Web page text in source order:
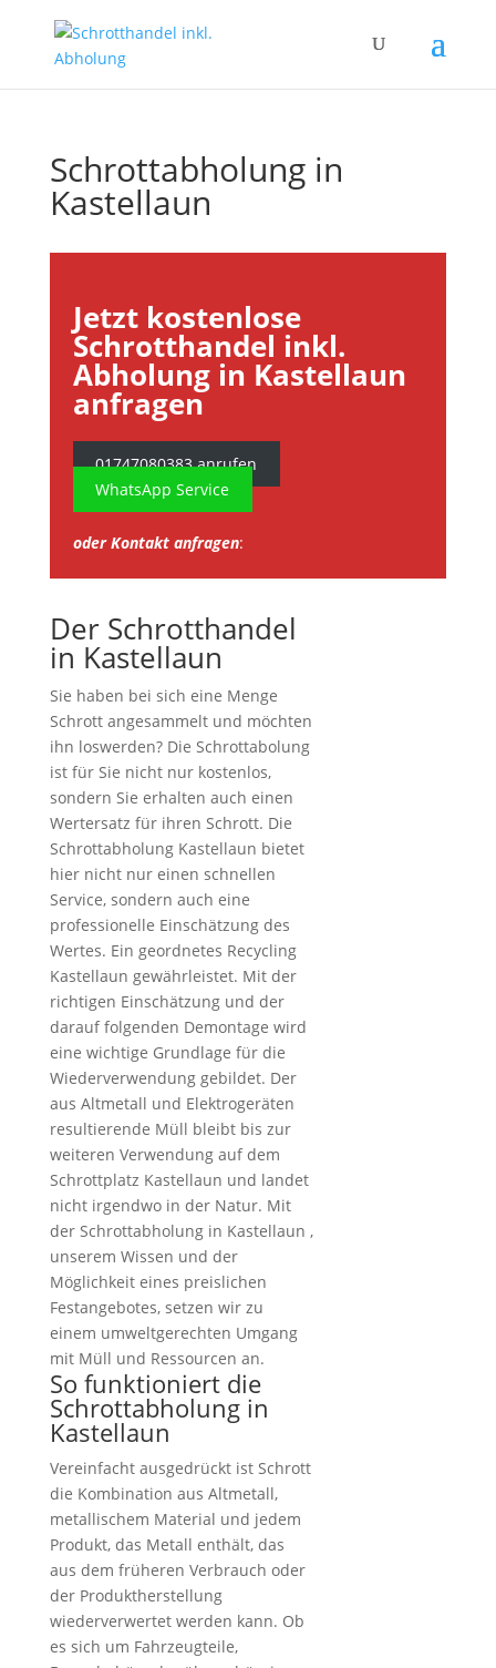
Schrottabholung in
Kastellaun
Jetzt kostenlose
Schrotthandel inkl.
Abholung in Kastellaun
anfragen
01747080383 anrufen
WhatsApp Service
oder Kontakt anfragen:
Der Schrotthandel
in Kastellaun
Sie haben bei sich eine Menge
Schrott angesammelt und möchten
ihn loswerden? Die Schrottabolung
ist für Sie nicht nur kostenlos,
sondern Sie erhalten auch einen
Wertersatz für ihren Schrott. Die
Schrottabholung Kastellaun bietet
hier nicht nur einen schnellen
Service, sondern auch eine
professionelle Einschätzung des
Wertes. Ein geordnetes Recycling
Kastellaun gewährleistet. Mit der
richtigen Einschätzung und der
darauf folgenden Demontage wird
eine wichtige Grundlage für die
Wiederverwendung gebildet. Der
aus Altmetall und Elektrogeräten
resultierende Müll bleibt bis zur
weiteren Verwendung auf dem
Schrottplatz Kastellaun und landet
nicht irgendwo in der Natur. Mit
der Schrottabholung in Kastellaun ,
unserem Wissen und der
Möglichkeit eines preislichen
Festangebotes, setzen wir zu
einem umweltgerechten Umgang
mit Müll und Ressourcen an.
So funktioniert die
Schrottabholung in
Kastellaun
Vereinfacht ausgedrückt ist Schrott
die Kombination aus Altmetall,
metallischem Material und jedem
Produkt, das Metall enthält, das
aus dem früheren Verbrauch oder
der Produktherstellung
wiederverwertet werden kann. Ob
es sich um Fahrzeugteile,